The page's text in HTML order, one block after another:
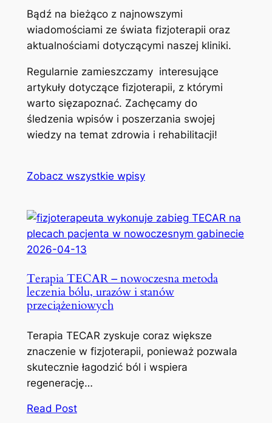
Bądź na bieżąco z najnowszymi
wiadomościami ze świata fizjoterapii oraz
aktualnościami dotyczącymi naszej kliniki.
Regularnie zamieszczamy interesujące
artykuły dotyczące fizjoterapii, z którymi
warto sięzapoznać. Zachęcamy do
śledzenia wpisów i poszerzania swojej
wiedzy na temat zdrowia i rehabilitacji!
Zobacz wszystkie wpisy
2026-04-13
Terapia TECAR – nowoczesna metoda
leczenia bólu, urazów i stanów
przeciążeniowych
Terapia TECAR zyskuje coraz większe
znaczenie w fizjoterapii, ponieważ pozwala
skutecznie łagodzić ból i wspiera
regenerację…
Read Post